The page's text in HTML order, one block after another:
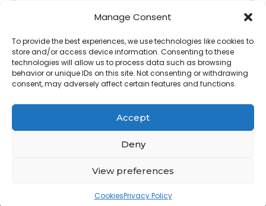
Manage Consent
To provide the best experiences, we use technologies like cookies to
store and/or access device information. Consenting to these
technologies will allow us to process data such as browsing
behavior or unique IDs on this site. Not consenting or withdrawing
consent, may adversely affect certain features and functions.
Accept
Deny
View preferences
CookiesPrivacy Policy
Acesse todos os blocos dwg
Acesse todos os projetos dwg
Inscrever-se!
Privacy Policy-About Us-Contact